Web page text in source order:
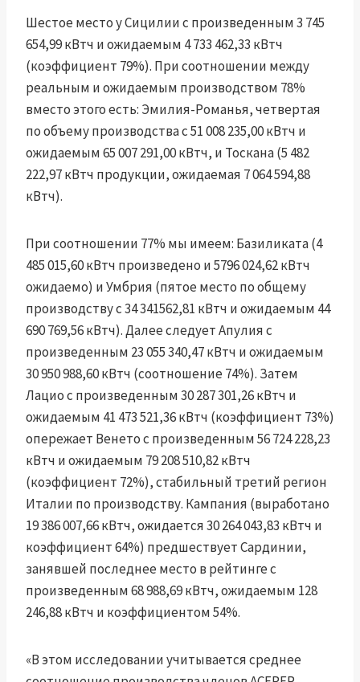
Шестое место у Сицилии с произведенным 3 745
654,99 кВтч и ожидаемым 4 733 462,33 кВтч
(коэффициент 79%). При соотношении между
реальным и ожидаемым производством 78%
вместо этого есть: Эмилия-Романья, четвертая
по объему производства с 51 008 235,00 кВтч и
ожидаемым 65 007 291,00 кВтч, и Тоскана (5 482
222,97 кВтч продукции, ожидаемая 7 064 594,88
кВтч).
При соотношении 77% мы имеем: Базиликата (4
485 015,60 кВтч произведено и 5796 024,62 кВтч
ожидаемо) и Умбрия (пятое место по общему
производству с 34 341562,81 кВтч и ожидаемым 44
690 769,56 кВтч). Далее следует Апулия с
произведенным 23 055 340,47 кВтч и ожидаемым
30 950 988,60 кВтч (соотношение 74%). Затем
Лацио с произведенным 30 287 301,26 кВтч и
ожидаемым 41 473 521,36 кВтч (коэффициент 73%)
опережает Венето с произведенным 56 724 228,23
кВтч и ожидаемым 79 208 510,82 кВтч
(коэффициент 72%), стабильный третий регион
Италии по производству. Кампания (выработано
19 386 007,66 кВтч, ожидается 30 264 043,83 кВтч и
коэффициент 64%) предшествует Сардинии,
занявшей последнее место в рейтинге с
произведенным 68 988,69 кВтч, ожидаемым 128
246,88 кВтч и коэффициентом 54%.
«В этом исследовании учитывается среднее